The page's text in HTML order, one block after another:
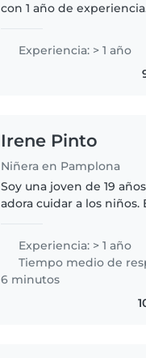
con 1 año de experiencia
años. Hablo catalán,
inglés con fluidez, lo que
Experiencia: > 1 año
Irene Pinto
Niñera en Pamplona
Soy una joven de 19
adora cuidar a los niños.
Primaria en la UPNA, lo
aporta conocimientos y
habilidades relevantes
cuidado..
Experiencia: > 1 año
Tiempo medio de
6 minutos